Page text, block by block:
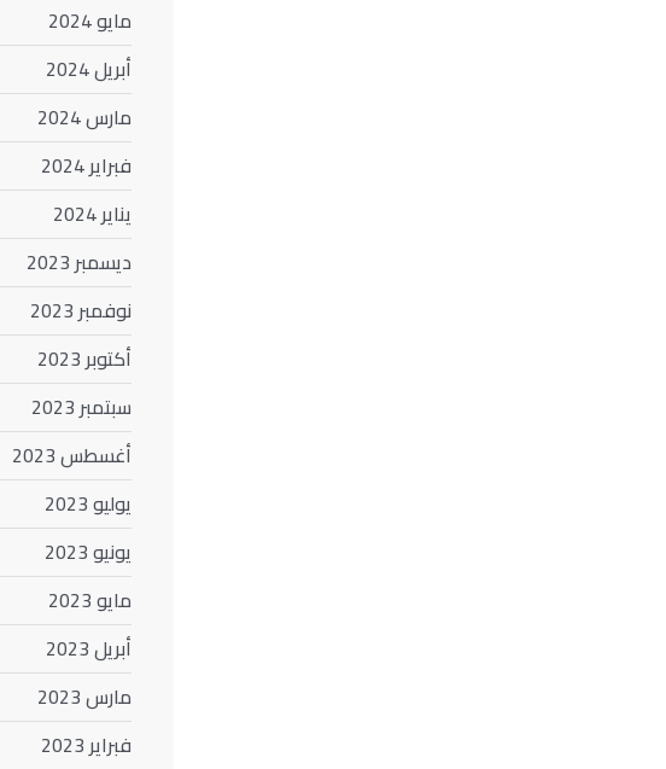
مايو 2024
أبريل 2024
مارس 2024
فبراير 2024
يناير 2024
ديسمبر 2023
نوفمبر 2023
أكتوبر 2023
سبتمبر 2023
أغسطس 2023
يوليو 2023
يونيو 2023
مايو 2023
أبريل 2023
مارس 2023
فبراير 2023